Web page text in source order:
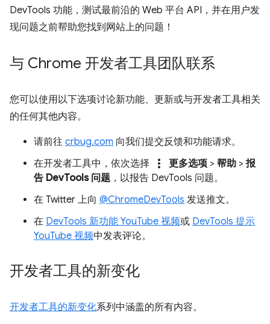
DevTools 功能，测试最前沿的 Web 平台 API，并在用户发
现问题之前帮助您找到网站上的问题！
与 Chrome 开发者工具团队联系
您可以使用以下选项讨论新功能、更新或与开发者工具相关
的任何其他内容。
请前往 crbug.com 向我们提交反馈和功能请求。
在开发者工具中，依次选择
more_vert 更多选项 > 帮助 > 报
告 DevTools 问题 ，以报告 DevTools 问题。
在 Twitter 上向 @ChromeDevTools 发送推文。
在 DevTools 新功能 YouTube 视频或 DevTools 提示
YouTube 视频中发表评论。
开发者工具的新变化
开发者工具的新变化系列中涵盖的所有内容。